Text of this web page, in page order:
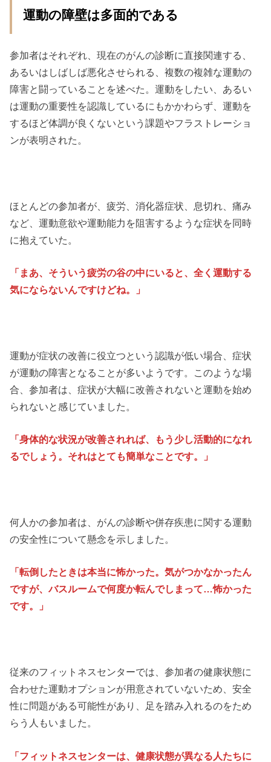
運動の障壁は多面的である
参加者はそれぞれ、現在のがんの診断に直接関連する、
あるいはしばしば悪化させられる、複数の複雑な運動の
障害と闘っていることを述べた。運動をしたい、あるい
は運動の重要性を認識しているにもかかわらず、運動を
するほど体調が良くないという課題やフラストレーショ
ンが表明された。
ほとんどの参加者が、疲労、消化器症状、息切れ、痛み
など、運動意欲や運動能力を阻害するような症状を同時
に抱えていた。
「まあ、そういう疲労の谷の中にいると、全く運動する
気にならないんですけどね。」
運動が症状の改善に役立つという認識が低い場合、症状
が運動の障害となることが多いようです。このような場
合、参加者は、症状が大幅に改善されないと運動を始め
られないと感じていました。
「身体的な状況が改善されれば、もう少し活動的になれ
るでしょう。それはとても簡単なことです。」
何人かの参加者は、がんの診断や併存疾患に関する運動
の安全性について懸念を示しました。
「転倒したときは本当に怖かった。気がつかなかったん
ですが、バスルームで何度か転んでしまって…怖かった
です。」
従来のフィットネスセンターでは、参加者の健康状態に
合わせた運動オプションが用意されていないため、安全
性に問題がある可能性があり、足を踏み入れるのをため
らう人もいました。
「フィットネスセンターは、健康状態が異なる人たちに